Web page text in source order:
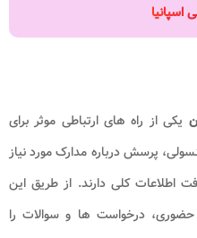
اسپانیا
یکی از راه های ارتباطی موثر برای
پرسش درباره مدارک مورد نیاز
اطلاعات کلی دارند. از طریق این
درخواست ها و سوالات را